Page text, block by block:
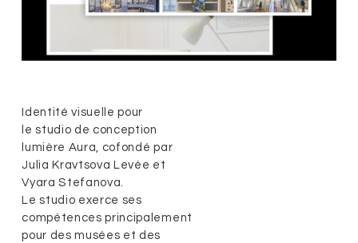
Identité visuelle pour
le studio de conception
lumière Aura, cofondé par
Julia Kravtsova Levée et
Vyara Stefanova.
Le studio exerce ses
compétences principalement
pour des musées et des